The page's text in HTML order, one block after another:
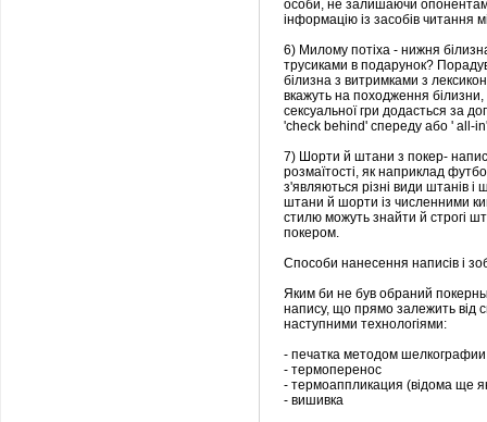
особи, не залишаючи
інформацію із засобів читання
6) Милому потіха - нижня
трусиками в подарунок?
білизна з витримками з
вкажуть на походження білизни,
сексуальної гри додасться за
'check behіnd' спереду або ' all-
7) Шорти й штани з покер-
розмаїтості, як наприклад
з'являються різні види штанів
штани й шорти із численними
стилю можуть знайти й строгі
покером.
Способи нанесення написів і
Яким би не був обраний
напису, що прямо залежить від
наступними технологіями:
- печатка методом
- термоперенос
- термоаппликация (відома ще
- вишивка